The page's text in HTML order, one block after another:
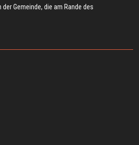
Gemeinde, die am Rande des